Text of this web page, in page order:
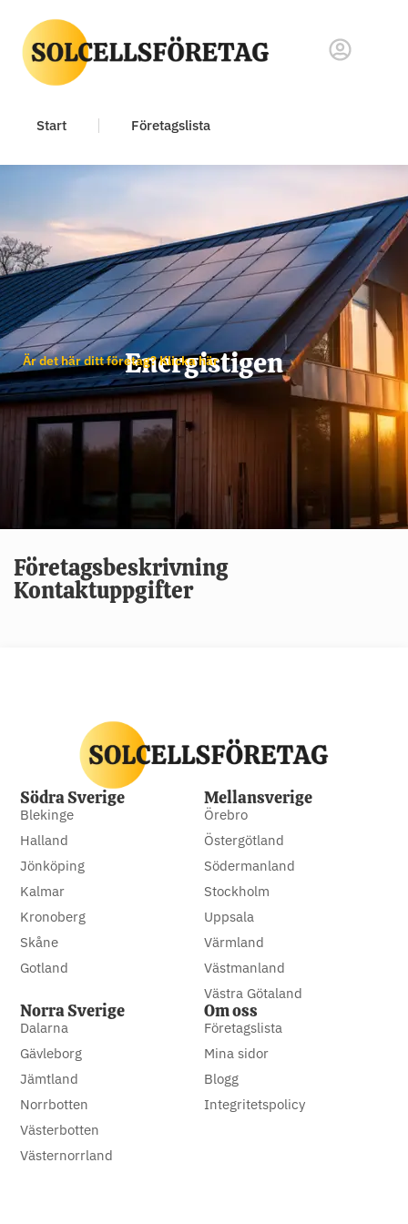
Start Företagslista
Energistigen
Är det här ditt företag? Klicka här
Företagsbeskrivning
Kontaktuppgifter
Södra Sverige
Blekinge
Halland
Jönköping
Kalmar
Kronoberg
Skåne
Gotland
Mellansverige
Örebro
Östergötland
Södermanland
Stockholm
Uppsala
Värmland
Västmanland
Västra Götaland
Norra Sverige
Dalarna
Gävleborg
Jämtland
Norrbotten
Västerbotten
Västernorrland
Om oss
Företagslista
Mina sidor
Blogg
Integritetspolicy